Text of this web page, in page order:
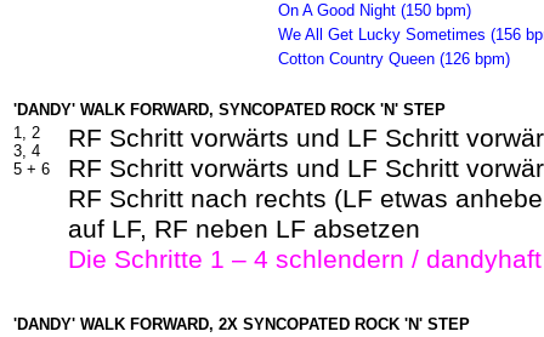
On A Good Night (150 bpm)
We All Get Lucky Sometimes (156
Cotton Country Queen (126 bpm)
'DANDY' WALK FORWARD, SYNCOPATED ROCK 'N' STEP
1, 2
3, 4
5 + 6
RF Schritt vorwärts und LF Schritt
RF Schritt vorwärts und LF Schritt
RF Schritt nach rechts (LF etwas
auf LF, RF neben LF absetzen
Die Schritte 1 – 4 schlendern /
'DANDY' WALK FORWARD, 2X SYNCOPATED ROCK 'N' STEP